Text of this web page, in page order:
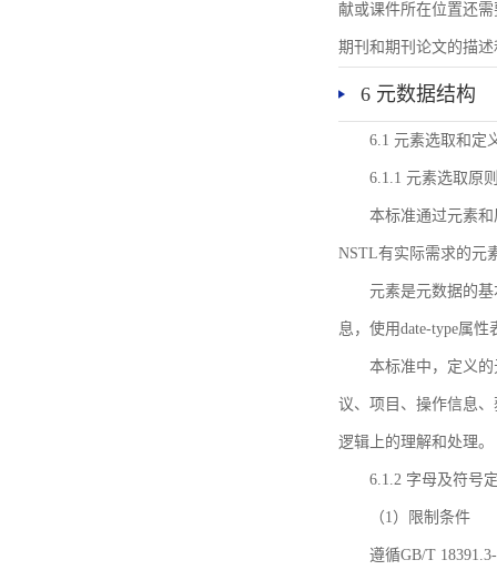
献或课件所在位置还
期刊和期刊论文的描
6 元数据结构
6.1 元素选取和定
6.1.1 元素选取原
本标准通过元素
NSTL有实际需求的元
元素是元数据的
息，使用date-type属
本标准中，定义
议、项目、操作信息
逻辑上的理解和处理。
6.1.2 字母及符号
（1）限制条件
遵循GB/T